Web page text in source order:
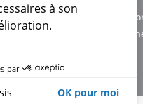
Charte
Données
à son
par
OK pour moi